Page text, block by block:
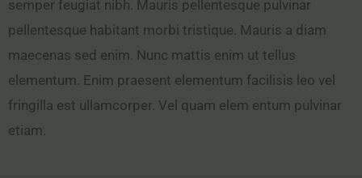
semper feugiat nibh. Mauris pellentesque pulvinar
pellentesque habitant morbi tristique. Mauris a diam
maecenas sed enim. Nunc mattis enim ut tellus
elementum. Enim praesent elementum facilisis leo vel
fringilla est ullamcorper. Vel quam elem entum pulvinar
etiam.